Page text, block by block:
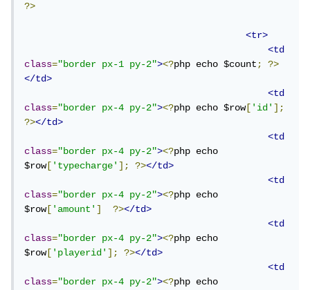
?>
<tr>
<td
class="border px-1 py-2"><?php echo $count;
?>
</td>
<td
class="border px-4 py-2"><?php echo $row['id'];
?></td>
<td
class="border px-4 py-2"><?php echo
$row['typecharge']; ?></td>
<td
class="border px-4 py-2"><?php echo
$row['amount'] ?></td>
<td
class="border px-4 py-2"><?php echo
$row['playerid']; ?></td>
<td
class="border px-4 py-2"><?php echo